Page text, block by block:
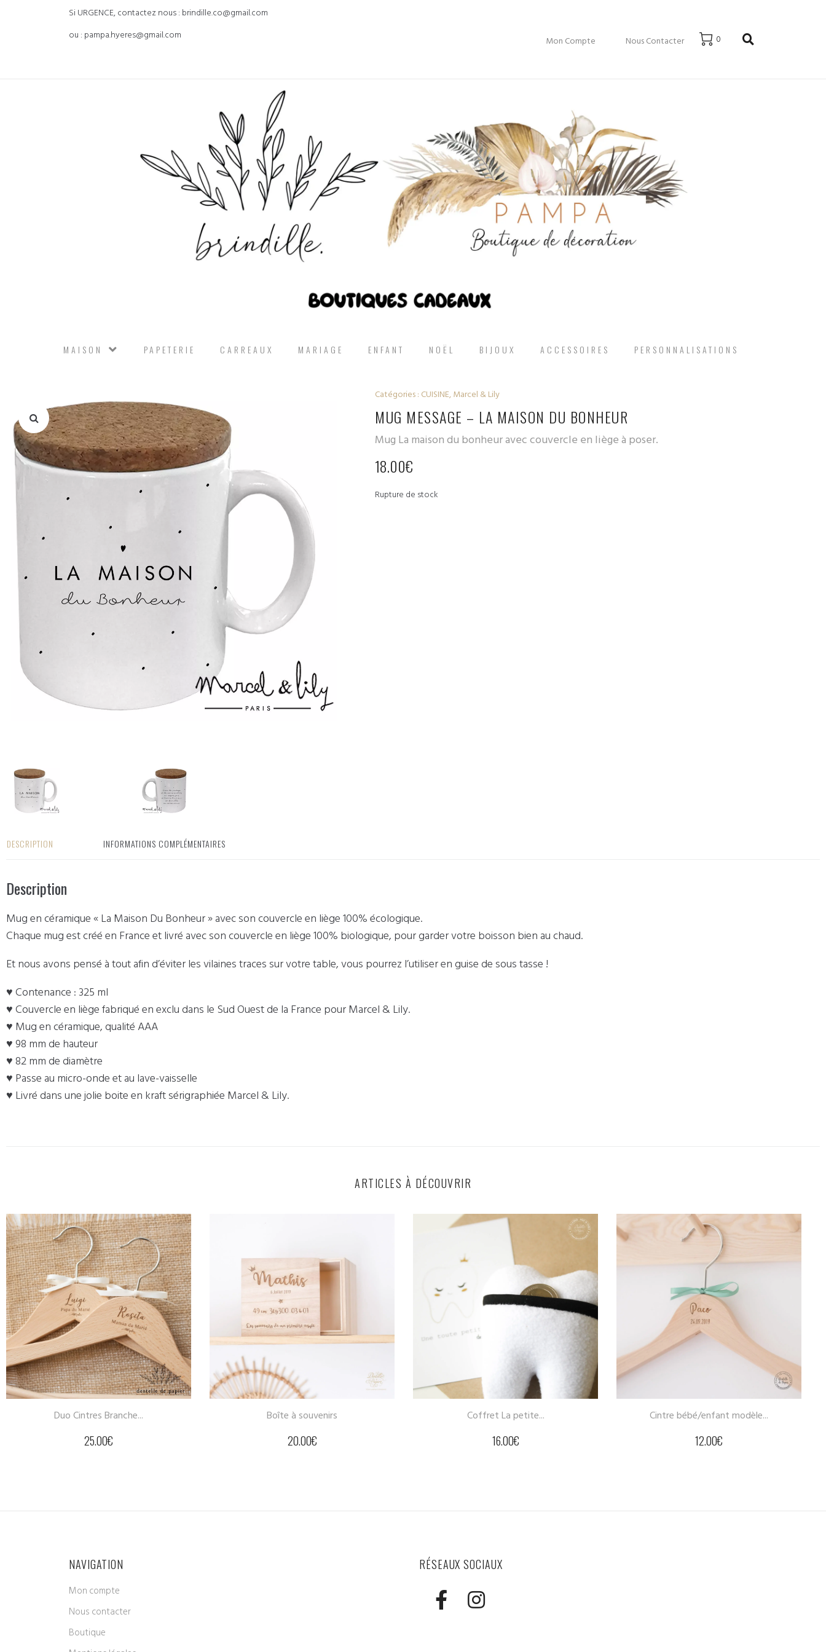
Si URGENCE, contactez nous : brindille.co@gmail.com
ou : pampa.hyeres@gmail.com
Mon Compte Nous Contacter 0
MAISON PAPETERIE CARREAUX MARIAGE ENFANT NOËL BIJOUX ACCESSOIRES PERSONNALISATIONS
Catégories : CUISINE,Marcel & Lily
MUG MESSAGE – LA MAISON DU BONHEUR
Mug La maison du bonheur avec couvercle en liège à poser.
18.00€
Rupture de stock
DESCRIPTION INFORMATIONS COMPLÉMENTAIRES
Description
Mug en céramique « La Maison Du Bonheur » avec son couvercle en liège 100% écologique.
Chaque mug est créé en France et livré avec son couvercle en liège 100% biologique, pour garder votre boisson bien au chaud.
Et nous avons pensé à tout afin d’éviter les vilaines traces sur votre table, vous pourrez l’utiliser en guise de sous tasse !
♥ Contenance : 325 ml
♥ Couvercle en liège fabriqué en exclu dans le Sud Ouest de la France pour Marcel & Lily.
♥ Mug en céramique, qualité AAA
♥ 98 mm de hauteur
♥ 82 mm de diamètre
♥ Passe au micro-onde et au lave-vaisselle
♥ Livré dans une jolie boite en kraft sérigraphiée Marcel & Lily.
ARTICLES À DÉCOUVRIR
Boîte à souvenirs
20.00
Coffret La petite...
16.00
Cintre bébé/enfant modèle...
12.00
Crayon papier bois...
5.00
NAVIGATION
Mon compte
Nous contacter
Boutique
RÉSEAUX SOCIAUX